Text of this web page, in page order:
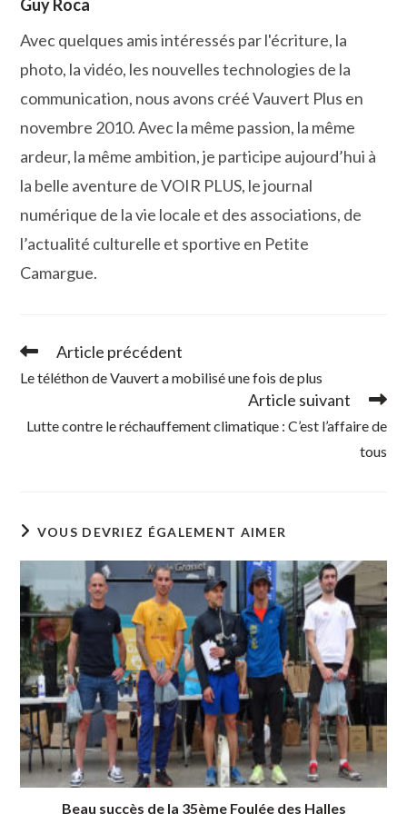
Guy Roca
Avec quelques amis intéressés par l'écriture, la
photo, la vidéo, les nouvelles technologies de la
communication, nous avons créé Vauvert Plus en
novembre 2010. Avec la même passion, la même
ardeur, la même ambition, je participe aujourd’hui à
la belle aventure de VOIR PLUS, le journal
numérique de la vie locale et des associations, de
l’actualité culturelle et sportive en Petite
Camargue.
Read
articles
Article précédent
Le téléthon de Vauvert a mobilisé une fois de plus
Article suivant
Lutte contre le réchauffement climatique : C’est l’affaire de
tous
VOUS DEVRIEZ ÉGALEMENT AIMER
Beau succès de la 35ème Foulée des Halles